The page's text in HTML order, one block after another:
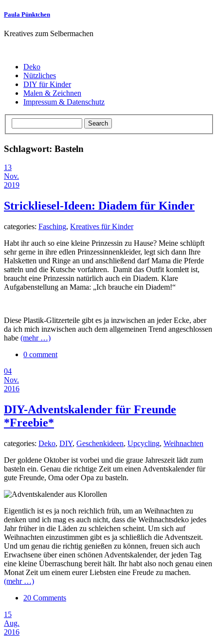
Paula Pünktchen
Kreatives zum Selbermachen
Deko
Nützliches
DIY für Kinder
Malen & Zeichnen
Impressum & Datenschutz
Schlagwort: Basteln
13
Nov.
2019
Strickliesel-Ideen: Diadem für Kinder
categories: Fasching, Kreatives für Kinder
Habt ihr auch so eine kleine Prinzessin zu Hause? Meine schlüpft
sehr gerne in ihre edlen Prinzessinnenkleider, legt sich dann Ihre
Halsketten und Ringe an und anschließend darf Mama die Pferde
satteln und die Kutsche vorfahren. Damit das Outfit komlett ist,
braucht eine Prinzessin natürlich auch ein Diadem. Klare
Aufgabenstellung an Mama: „Ich brauche ein Diadem!“
Diese Plastik-Glitzerteile gibt es ja inzwischen an jeder Ecke, aber
da ich mich inzwischen auch dem allgemeinen Trend angeschlossen
habe (mehr …)
0 comment
04
Nov.
2016
DIY-Adventskalender für Freunde
*Freebie*
categories: Deko, DIY, Geschenkideen, Upcycling, Weihnachten
Der goldene Oktober ist vorbei und die graue Jahreszeit lädt zum
basteln ein. Genau die richtige Zeit um einen Adventskalender für
gute Freunde, Oma oder Opa zu basteln.
Eigentlich ist es ja noch reichlich früh, um an Weihnachten zu
denken und ich mag es auch nicht, dass die Weihnachtsdeko jedes
Jahr früher in die Läden zu schleichen scheint. Um sich auf
Weihnachten einzustimmen gibt es ja schließlich die Adventszeit.
Und um genau die richtig genießen zu können, freuen sich auch
Erwachsene über einen schönen Adventskalender, der jeden Tag
eine kleine Überraschung bereit hält. Ihr habt also noch genau einen
Monat Zeit um einem eurer Liebsten eine Freude zu machen.
(mehr …)
20 Comments
15
Aug.
2016